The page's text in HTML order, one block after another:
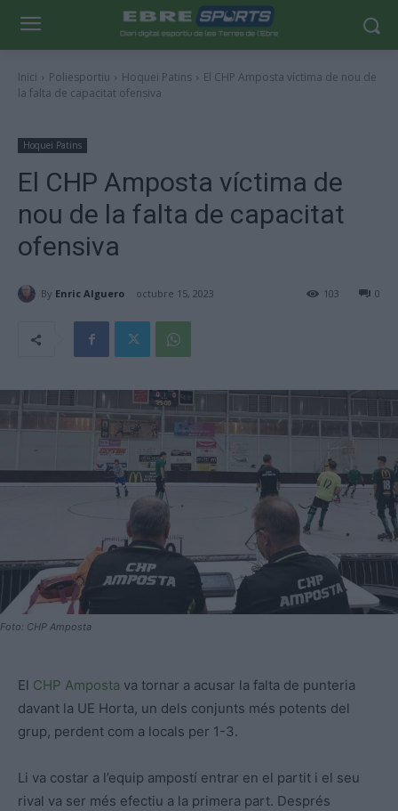
Inici Poliesportiu Hoquei Patins
El CHP Amposta víctima de nou de
la falta de capacitat ofensiva
Hoquei Patins
El CHP Amposta víctima de
nou de la falta de capacitat
ofensiva
By Enric Alguero octubre 15, 2023 0
103
Foto: CHP Amposta
El CHP Amposta va tornar a acusar la falta de punteria
davant la UE Horta, un dels conjunts més potents del
grup, perdent com a locals per 1-3.
Li va costar a l’equip ampostí entrar en el partit i el seu
rival va ser més efectiu a la primera part. Després